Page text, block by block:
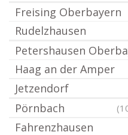
Freising Oberbayern
Rudelzhausen
Petershausen
Haag an der Amper
Jetzendorf
Pörnbach
Fahrenzhausen